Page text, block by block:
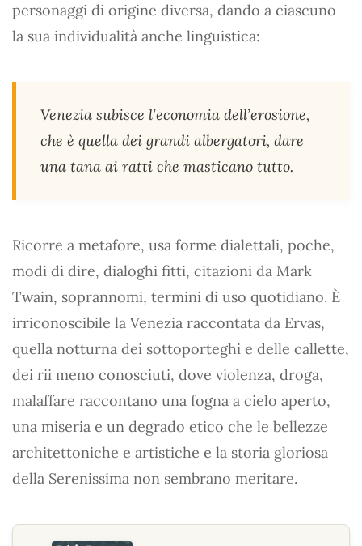
personaggi di origine diversa, dando a ciascuno
la sua individualità anche linguistica:
Venezia subisce l’economia dell’erosione,
che è quella dei grandi albergatori, dare
una tana ai ratti che masticano tutto.
Ricorre a metafore, usa forme dialettali, poche,
modi di dire, dialoghi fitti, citazioni da Mark
Twain, soprannomi, termini di uso quotidiano. È
irriconoscibile la Venezia raccontata da Ervas,
quella notturna dei sottoporteghi e delle callette,
dei rii meno conosciuti, dove violenza, droga,
malaffare raccontano una fogna a cielo aperto,
una miseria e un degrado etico che le bellezze
architettoniche e artistiche e la storia gloriosa
della Serenissima non sembrano meritare.